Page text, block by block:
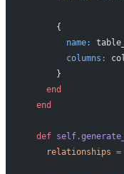
      {
        name:
        columns:
      }
    end
  end
  def
    relationships
=